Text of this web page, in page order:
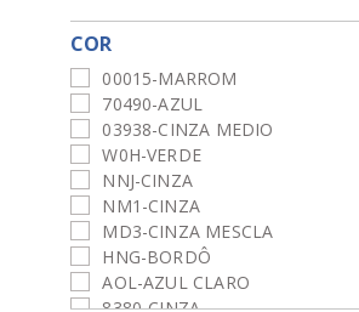
COR
00015-MARROM
70490-AZUL
03938-CINZA MEDIO
W0H-VERDE
NNJ-CINZA
NM1-CINZA
MD3-CINZA MESCLA
HNG-BORDÔ
AOL-AZUL CLARO
8380-CINZA